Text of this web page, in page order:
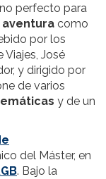
perfecto para
aventura como
por los
José
y dirigido por
de varios
y de un
del Máster, en
. Bajo la